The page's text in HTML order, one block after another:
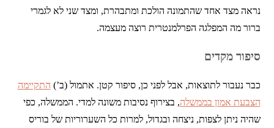
נראה מצד אחד שהתמונה הולכת ומתבהרת, ומצד שני לא לגמרי
ברור מה המפלגה הפרלמנטרית רוצה מעצמה.
סיפור מקדים
כבר נעבור לתוצאות, אבל לפני כן, סיפור קטן. אתמול (ב’) התקיימה
הצבעת אמון בממשלה, בצירוף נסיבות משונה למדי. הממשלה, כפי
שהיה ניתן לצפות, ניצחה ובגדול, למרות כל השערוריות של בוריס